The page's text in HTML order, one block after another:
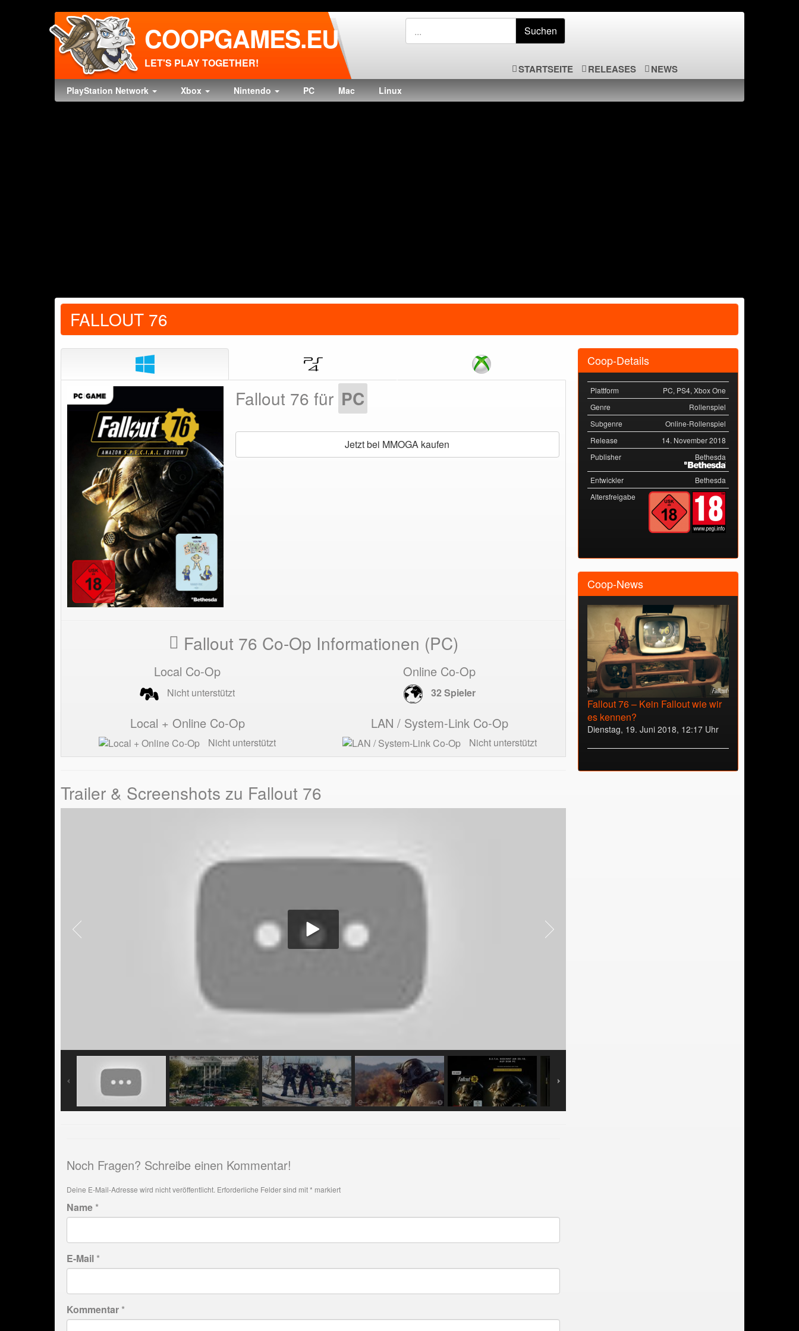
COOPGAMES.EU
LET'S PLAY TOGETHER! STARTSEITE RELEASES NEWS
PlayStation Network Xbox Nintendo PC Mac Linux
FALLOUT 76
Fallout 76 für PC
Jetzt bei MMOGA kaufen
Fallout 76 Co-Op Informationen (PC)
Local Co-Op
Nicht unterstützt
Online Co-Op
32 Spieler
Local + Online Co-Op
Nicht unterstützt
LAN / System-Link Co-Op
Nicht unterstützt
Trailer & Screenshots zu Fallout 76
Noch Fragen? Schreibe einen Kommentar!
Deine E-Mail-Adresse wird nicht veröffentlicht. Erforderliche Felder sind mit* markiert
Name *
E-Mail *
Kommentar *
Coop-Details
Plattform PC, PS4, Xbox One
Genre
Rollenspiel
Subgenre
Online-Rollenspiel
Release
14. November 2018
Publisher
Bethesda
Entwickler
Bethesda
Altersfreigabe
Coop-News
Fallout 76 – Kein Fallout wie wir
es kennen?
Dienstag, 19. Juni 2018, 12:17 Uhr